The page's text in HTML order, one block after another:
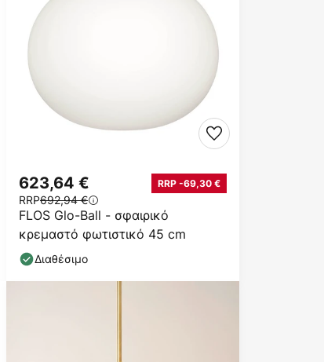
FLOS Glo-Ball - σφαιρικό
κρεμαστό φωτιστικό 45 cm
623,64 € RRP -69,30 €
RRP692,94 €
Διαθέσιμο